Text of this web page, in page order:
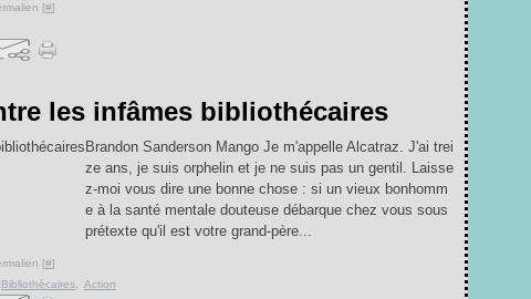
[#]
les infâmes bibliothécaires
Brandon Sanderson Mango Je m'appelle Alcatraz. J'ai trei
ze ans, je suis orphelin et je ne suis pas un gentil. Laisse
z-moi vous dire une bonne chose : si un vieux bonhomm
e à la santé mentale douteuse débarque chez vous sous
prétexte qu'il est votre grand-père...
[#]
Bibliothécaires Action